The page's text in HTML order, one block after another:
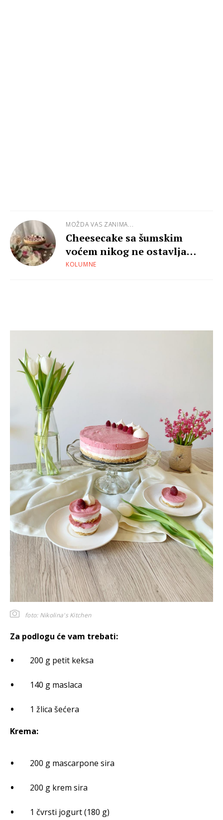
MOŽDA VAS ZANIMA...
Cheesecake sa šumskim
voćem nikog ne ostavlja
ravnodušnim
KOLUMNE
foto: Nikolina's Kitchen
Za podlogu će vam trebati:
200 g petit keksa
140 g maslaca
1 žlica šećera
Krema:
200 g mascarpone sira
200 g krem sira
1 čvrsti jogurt (180 g)